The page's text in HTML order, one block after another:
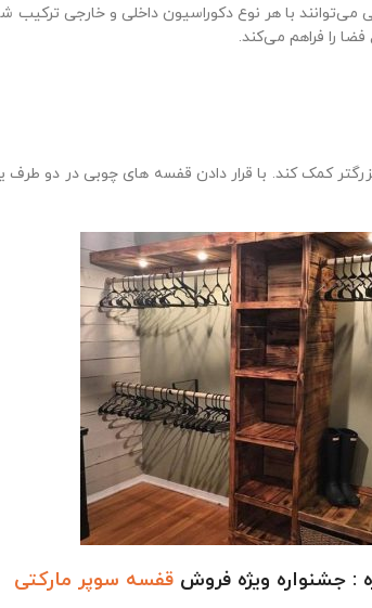
با هر نوع دکوراسیون داخلی و خارجی ترکیب
را فراهم می‌کند.
کند. با قرار دادن قفسه های چوبی در دو طرف یا
: جشنواره ویژه فروشقفسه سوپر مارکتی